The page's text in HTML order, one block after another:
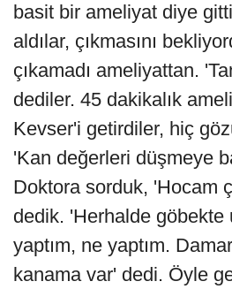
basit bir ameliyat diye
aldılar, çıkmasını
çıkamadı ameliyattan.
dediler. 45 dakikalık
Kevser'i getirdiler, hiç
'Kan değerleri düşmeye
Doktora sorduk, 'Hocam
dedik. 'Herhalde göbekte
yaptım, ne yaptım.
kanama var' dedi. Öyle